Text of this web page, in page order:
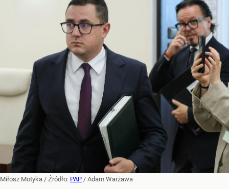
Miłosz Motyka / Źródło: PAP / Adam Warżawa